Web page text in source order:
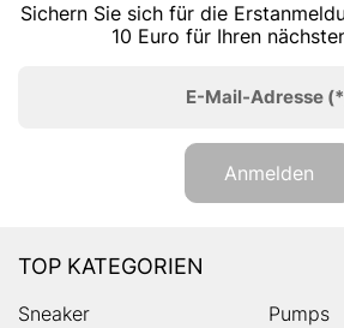
Sichern Sie sich für die
10 Euro für Ihren
E-Mail-Adresse
Anmelden
TOP KATEGORIEN
Sneaker
Pumps